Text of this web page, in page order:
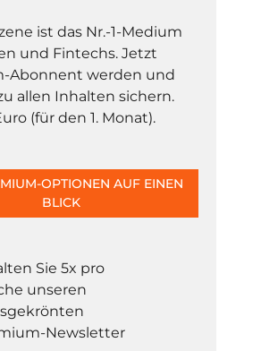
ist das Nr.-1-Medium
und Fintechs. Jetzt
Abonnent werden und
allen Inhalten sichern.
(für den 1. Monat).
OPTIONEN AUF EINEN
BLICK
Sie 5x pro
unseren
Newsletter